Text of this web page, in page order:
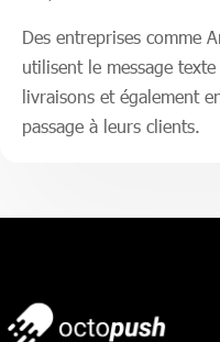
Des entreprises comme
utilisent le message
livraisons et également
passage à leurs clients.